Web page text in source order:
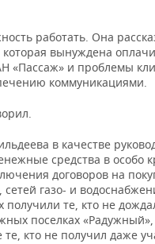
работать. Она
вынуждена
«Пассаж» и проблемы
коммуникациями.
в качестве
средства в особо
договоров на
газо- и
получили те, кто не
поселках «Радужный»,
кто не получил даже